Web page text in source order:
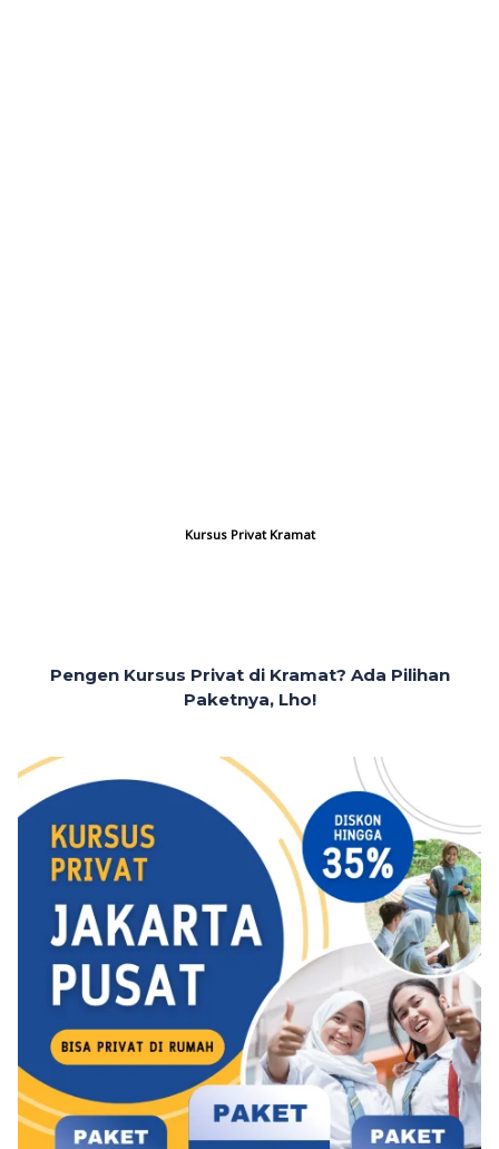
Kursus Privat Kramat
Pengen Kursus Privat di Kramat? Ada Pilihan
Paketnya, Lho!